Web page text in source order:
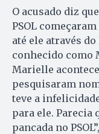
O acusado diz
PSOL
até ele através
conhecido como
Marielle
pesquisaram
teve a
para ele. Parecia
pancada no